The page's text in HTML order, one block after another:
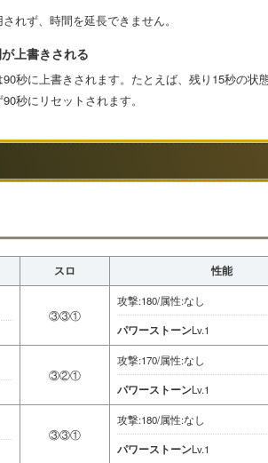
れず、時間を延長できません。
上書きされる
秒に上書きされます。たとえば、残り15秒の状
秒にリセットされます。
スロ 性能
③③①
攻撃:180/属性:なし
パワーストーンLv.1
③②①
攻撃:170/属性:なし
パワーストーンLv.1
③③①
攻撃:180/属性:なし
パワーストーンLv.1